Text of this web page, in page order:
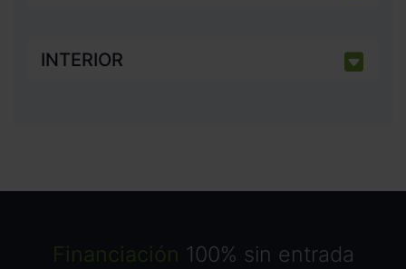
INTERIOR
Financiación 100% sin entrada